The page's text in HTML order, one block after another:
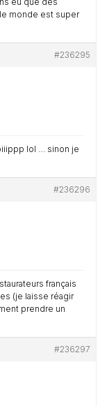
monde est super
#236295
lol … sinon je
#236296
français
(je laisse réagir
prendre un
#236297